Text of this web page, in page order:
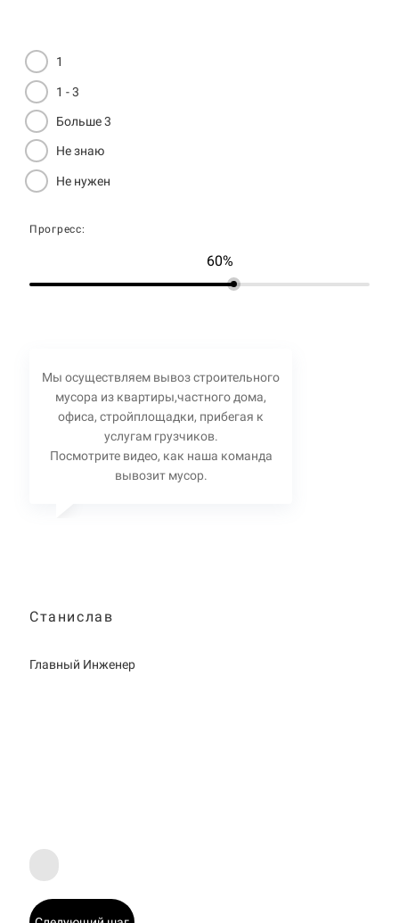
1
1 - 3
Больше 3
Не знаю
Не нужен
Прогресс:
60%
Мы осуществляем вывоз строительного
мусора из квартиры,частного дома,
офиса, стройплощадки, прибегая к
услугам грузчиков.
Посмотрите видео, как наша команда
вывозит мусор.
Станислав
Главный Инженер